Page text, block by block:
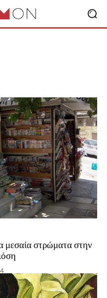
μεσαία στρώματα στην